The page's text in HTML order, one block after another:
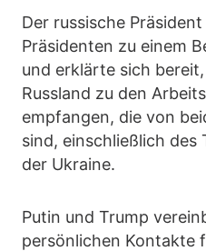
Der russische
Präsidenten zu einem
und erklärte sich
Russland zu den
empfangen, die von
sind, einschließlich des
der Ukraine.
Putin und Trump
persönlichen Kontakte